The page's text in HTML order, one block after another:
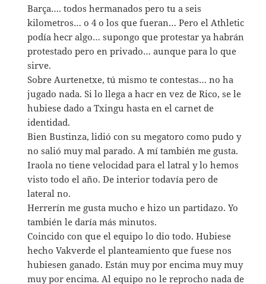
Barça…. todos hermanados pero tu a seis
kilometros… o 4 o los que fueran… Pero el Athletic
podía hecr algo… supongo que protestar ya habrán
protestado pero en privado… aunque para lo que
sirve.
Sobre Aurtenetxe, tú mismo te contestas… no ha
jugado nada. Si lo llega a hacr en vez de Rico, se le
hubiese dado a Txingu hasta en el carnet de
identidad.
Bien Bustinza, lidió con su megatoro como pudo y
no salió muy mal parado. A mí también me gusta.
Iraola no tiene velocidad para el latral y lo hemos
visto todo el año. De interior todavía pero de
lateral no.
Herrerín me gusta mucho e hizo un partidazo. Yo
también le daría más minutos.
Coincido con que el equipo lo dio todo. Hubiese
hecho Vakverde el planteamiento que fuese nos
hubiesen ganado. Están muy por encima muy muy
muy por encima. Al equipo no le reprocho nada de